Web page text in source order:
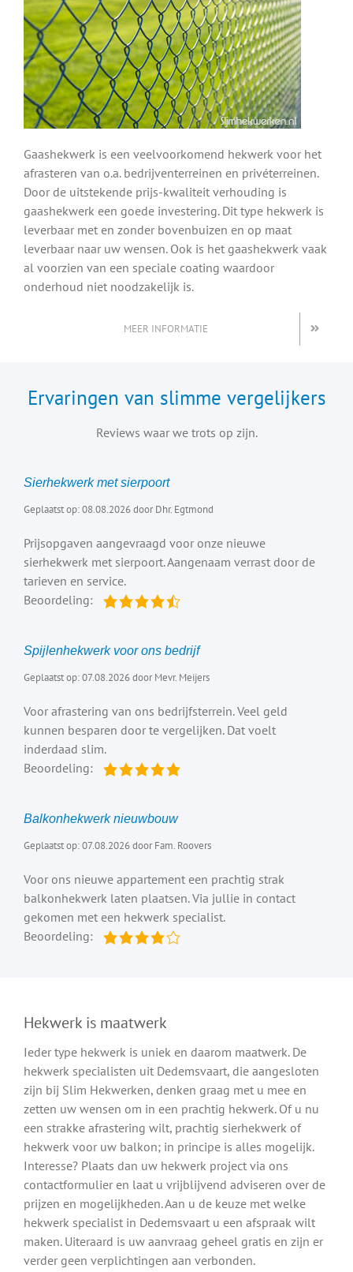
Gaashekwerk is een veelvoorkomend hekwerk voor het
afrasteren van o.a. bedrijventerreinen en privéterreinen.
Door de uitstekende prijs-kwaliteit verhouding is
gaashekwerk een goede investering. Dit type hekwerk is
leverbaar met en zonder bovenbuizen en op maat
leverbaar naar uw wensen. Ook is het gaashekwerk vaak
al voorzien van een speciale coating waardoor
onderhoud niet noodzakelijk is.
MEER INFORMATIE
Ervaringen van slimme vergelijkers
Reviews waar we trots op zijn.
Sierhekwerk met sierpoort
Geplaatst op: 08.08.2026 door Dhr. Egtmond
Prijsopgaven aangevraagd voor onze nieuwe
sierhekwerk met sierpoort. Aangenaam verrast door de
tarieven en service.
Beoordeling:
Spijlenhekwerk voor ons bedrijf
Geplaatst op: 07.08.2026 door Mevr. Meijers
Voor afrastering van ons bedrijfsterrein. Veel geld
kunnen besparen door te vergelijken. Dat voelt
inderdaad slim.
Beoordeling:
Balkonhekwerk nieuwbouw
Geplaatst op: 07.08.2026 door Fam. Roovers
Voor ons nieuwe appartement een prachtig strak
balkonhekwerk laten plaatsen. Via jullie in contact
gekomen met een hekwerk specialist.
Beoordeling:
Hekwerk is maatwerk
Ieder type hekwerk is uniek en daarom maatwerk. De
hekwerk specialisten uit Dedemsvaart, die aangesloten
zijn bij Slim Hekwerken, denken graag met u mee en
zetten uw wensen om in een prachtig hekwerk. Of u nu
een strakke afrastering wilt, prachtig sierhekwerk of
hekwerk voor uw balkon; in principe is alles mogelijk.
Interesse? Plaats dan uw hekwerk project via ons
contactformulier en laat u vrijblijvend adviseren over de
prijzen en mogelijkheden. Aan u de keuze met welke
hekwerk specialist in Dedemsvaart u een afspraak wilt
maken. Uiteraard is uw aanvraag geheel gratis en zijn er
verder geen verplichtingen aan verbonden.